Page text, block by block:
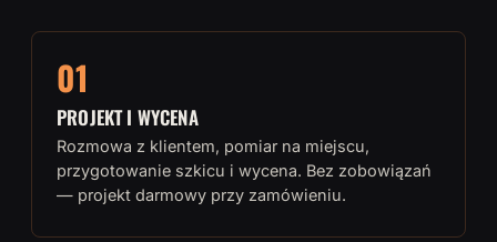
01
PROJEKT I WYCENA
Rozmowa z klientem, pomiar na miejscu,
przygotowanie szkicu i wycena. Bez zobowiązań
— projekt darmowy przy zamówieniu.